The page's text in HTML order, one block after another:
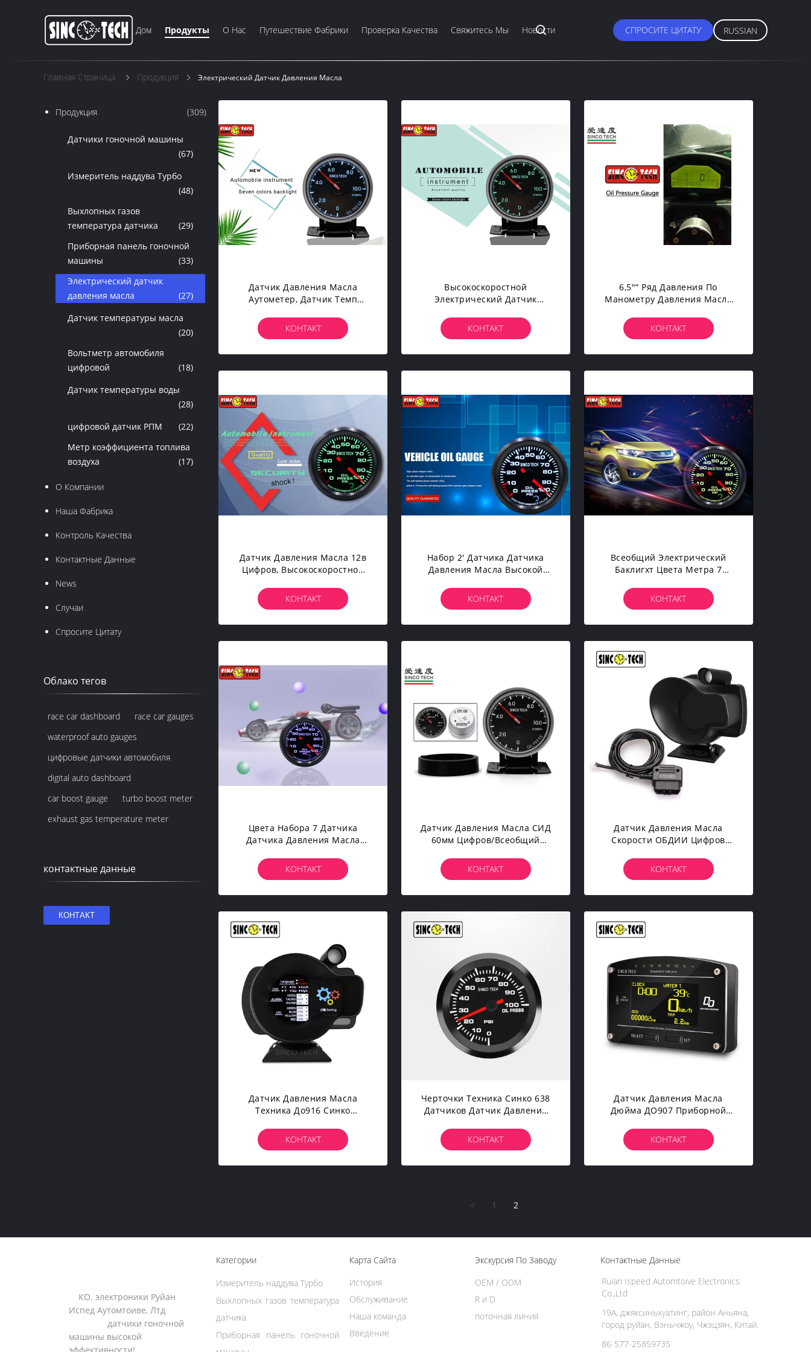
Дом Продукты О Нас Путешествие Фабрики Проверка Качества Свяжитесь Мы Новости СПРОСИТЕ ЦИТАТУ RUSSIAN
Главная Страница Продукция Электрический Датчик Давления Масла
Продукция (309)
Датчики гоночной машины
(67)
Измеритель наддува Турбо
(48)
Выхлопных газов
температура датчика
(29)
Приборная панель гоночной
машины
(33)
Электрический датчик
давления масла
(27)
Датчик температуры масла
(20)
Вольтметр автомобиля
цифровой
(18)
Датчик температуры воды
(28)
цифровой датчик РПМ
(22)
Метр коэффициента топлива
воздуха
(17)
О Компании
Наша Фабрика
Контроль Качества
Контактные Данные
News
Случаи
Спросите Цитату
Облако тегов
race car dashboard
race car gauges
waterproof auto gauges
цифровые датчики автомобиля
digital auto dashboard
car boost gauge
turbo boost meter
exhaust gas temperature meter
контактные данные
Датчик Давления Масла
Аутометер, Датчик Темп
Автомобилей Ралли
КОНТАКТ
Высокоскоростной
Электрический Датчик
Степпер Мотором 12В
КОНТАКТ
6,5"“ Ряд Давления По
Манометру Давления Масла
Электрический 0 До 1500
ПСИ
КОНТАКТ
Датчик Давления Масла 12в
Цифров, Высокоскоростной
Давления Масла
КОНТАКТ
Набор 2' Датчика Датчика
Давления Масла Высокой
Электрический „мотор Круга
Степпер
КОНТАКТ
Всеобщий Электрический
Баклигхт Цвета Метра 7
Автомобиля Давления Масла
КОНТАКТ
Цвета Набора 7 Датчика
Датчика Давления Масла
Регулируемые Для Гоночных
Автомобилей
КОНТАКТ
Датчик Давления Масла СИД
60мм Цифров/всеобщий
Давления Масла
КОНТАКТ
Датчик Давления Масла
Скорости ОБДИИ Цифров
Синко
КОНТАКТ
Датчик Давления Масла
Техника До916 Синко
Электрический
КОНТАКТ
Черточки Техника Синко 638
Датчиков Датчик Давления
КОНТАКТ
Датчик Давления Масла
Дюйма ДО907 Приборной
Машины Техника Синко
КОНТАКТ
< 1 2
КО. электроники Руйан
Испед Аутомтоиве, Лтд
датчики гоночной
машины высокой
эффективности!
Категории
Измеритель наддува Турбо
Выхлопных газов температура
датчика
Приборная панель гоночной
Карта Сайта
Введение
История
Обслуживание
Наша команда
Экскурсия По Заводу
поточная линия
OEM / ODM
R и D
Контактные Данные
Ruian Ispeed Automtoive Electronics
Co.,Ltd
19А, джяксиньхуатинг, район Аньяна,
город руйан, Вэньчжоу, Чжэцзян, Китай.
86-577-25859735